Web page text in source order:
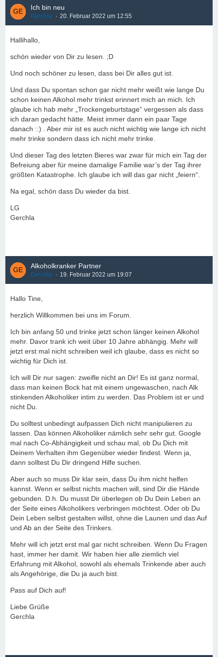
Ich bin neu
Gerchla 20. Februar 2022 um 12:55
Hallihallo,
schön wieder von Dir zu lesen. ;D
Und noch schöner zu lesen, dass bei Dir alles gut ist.
Und dass Du spontan schon gar nicht mehr weißt wie lange Du
schon keinen Alkohol mehr trinkst erinnert mich an mich. Ich
glaube ich hab mehr „Trockengeburtstage“ vergessen als dass
ich daran gedacht hätte. Meist immer dann ein paar Tage
danach ::) . Aber mir ist es auch nicht wichtig wie lange ich nicht
mehr trinke sondern dass ich nicht mehr trinke.
Und dieser Tag des letzten Bieres war zwar für mich ein Tag der
Befreiung aber für meine damalige Familie war’s der Tag ihrer
größten Katastrophe. Ich glaube ich will das gar nicht „feiern“.
Na egal, schön dass Du wieder da bist.
LG
Gerchla
Alkoholkranker Partner
Gerchla 19. Februar 2022 um 19:07
Hallo Tine,
herzlich Willkommen bei uns im Forum.
Ich bin anfang 50 und trinke jetzt schon länger keinen Alkohol
mehr. Davor trank ich weit über 10 Jahre abhängig. Mehr will
jetzt erst mal nicht schreiben weil ich glaube, dass es nicht so
wichtig für Dich ist.
Ich will Dir nur sagen: zweifle nicht an Dir! Es ist ganz normal,
dass man keinen Bock hat mit einem ungewaschen, nach Alk
stinkenden Alkoholiker intim zu werden. Das Problem ist er und
nicht Du.
Du solltest unbedingt aufpassen Dich nicht manipulieren zu
lassen. Das können Alkoholiker nämlich sehr sehr gut. Google
mal nach Co-Abhängigkeit und schau mal, ob Du Dich mit
Deinem Verhalten ihm Gegenüber wieder findest. Wenn ja,
dann solltest Du Dir dringend Hilfe suchen.
Aber auch so muss Dir klar sein, dass Du ihm nicht helfen
kannst. Wenn er selbst nichts machen will, sind Dir die Hände
gebunden. D.h. Du musst Dir überlegen ob Du Dein Leben an
der Seite eines Alkoholikers verbringen möchtest. Oder ob Du
Dein Leben selbst gestalten willst, ohne die Launen und das Auf
und Ab an der Seite des Trinkers.
Mehr will ich jetzt erst mal gar nicht schreiben. Wenn Du Fragen
hast, immer her damit. Wir haben hier alle ziemlich viel
Erfahrung mit Alkohol, sowohl als ehemals Trinkende aber auch
als Angehörige, die Du ja auch bist.
Pass auf Dich auf!
Liebe Grüße
Gerchla